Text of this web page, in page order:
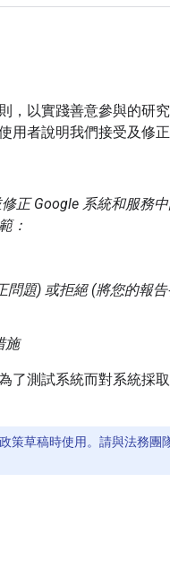
，以實踐善意參與的研
者說明我們接受及修正
正 Google 系統和服務
：
題) 或拒絕 (將您的報
施
了測試系統而對系統採
策草稿時使用。請與法務團